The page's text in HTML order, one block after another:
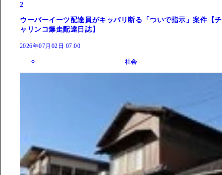
2
ウーバーイーツ配達員がキッパリ断る「ついで指示」案件【チ
ャリンコ爆走配達日誌】
2026年07月02日 07:00
社会